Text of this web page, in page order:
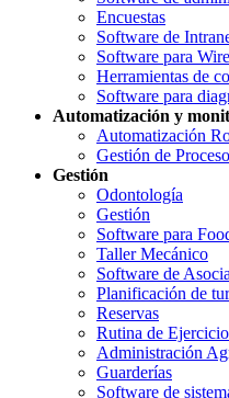
Encuestas
Software de
Software para
Herramientas de
Software para
Automatización y
Automatización
Gestión de
Gestión
Odontología
Gestión
Software para
Taller Mecánico
Software de
Planificación de
Reservas
Rutina de
Administración
Guarderías
Software de